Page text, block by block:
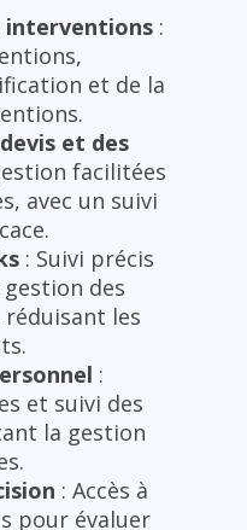
interventions :
et de la
et des
facilitées
avec un suivi
: Suivi précis
des
les
:
et suivi des
la gestion
: Accès à
pour évaluer